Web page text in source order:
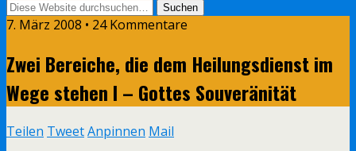
7. März 2008 • 24 Kommentare
Zwei Bereiche, die dem Heilungsdienst im
Wege stehen I – Gottes Souveränität
Teilen TweetAnpinnen Mail